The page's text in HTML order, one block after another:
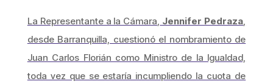
La Representante a la Cámara, Jennifer Pedraza
desde Barranquilla, cuestionó el nombramiento de
Juan Carlos Florián como Ministro de la Igualdad,
toda vez que se estaría incumpliendo la cuota de